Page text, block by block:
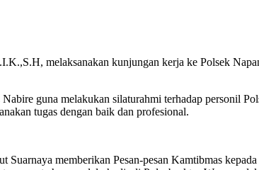
melaksanakan kunjungan kerja ke Polsek
guna melakukan silaturahmi terhadap personil
tugas dengan baik dan profesional.
memberikan Pesan-pesan Kamtibmas